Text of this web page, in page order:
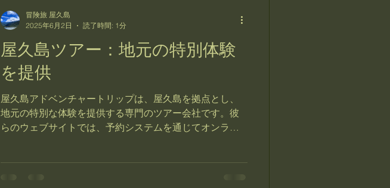
屋久島ツアー：地元の特別体験
を提供
屋久島アドベンチャートリップは、屋久島を拠点とし、
地元の特別な体験を提供する専門のツアー会社です。彼
らのウェブサイトでは、予約システムを通じてオンライ
冒険旅 屋久島
2025年6月2日
読了時間: 1分